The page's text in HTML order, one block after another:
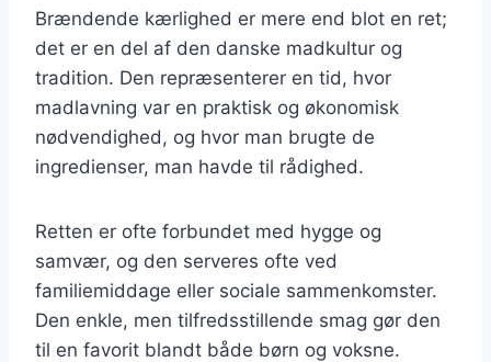
Brændende kærlighed er mere end blot en ret;
det er en del af den danske madkultur og
tradition. Den repræsenterer en tid, hvor
madlavning var en praktisk og økonomisk
nødvendighed, og hvor man brugte de
ingredienser, man havde til rådighed.
Retten er ofte forbundet med hygge og
samvær, og den serveres ofte ved
familiemiddage eller sociale sammenkomster.
Den enkle, men tilfredsstillende smag gør den
til en favorit blandt både børn og voksne.